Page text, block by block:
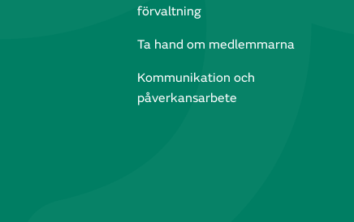
förvaltning
Ta hand om medlemmarna
Kommunikation och
påverkansarbete